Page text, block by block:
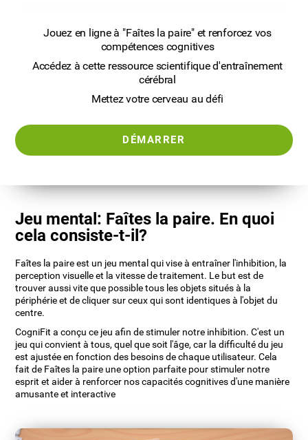
Jouez en ligne à "Faîtes la paire" et renforcez vos
compétences cognitives
Accédez à cette ressource scientifique d'entraînement
cérébral
Mettez votre cerveau au défi
DÉMARRER
Jeu mental: Faîtes la paire. En quoi
cela consiste-t-il?
Faîtes la paire est un jeu mental qui vise à entraîner l'inhibition, la
perception visuelle et la vitesse de traitement. Le but est de
trouver aussi vite que possible tous les objets situés à la
périphérie et de cliquer sur ceux qui sont identiques à l'objet du
centre.
CogniFit a conçu ce jeu afin de stimuler notre inhibition. C'est un
jeu qui convient à tous, quel que soit l'âge, car la difficulté du jeu
est ajustée en fonction des besoins de chaque utilisateur. Cela
fait de Faîtes la paire une option parfaite pour stimuler notre
esprit et aider à renforcer nos capacités cognitives d'une manière
amusante et interactive